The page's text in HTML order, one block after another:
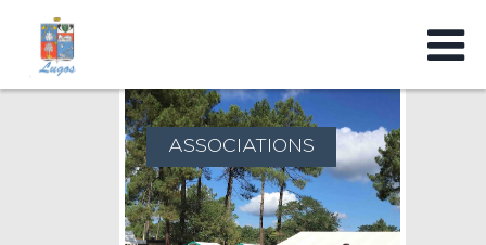
ASSOCIATIONS